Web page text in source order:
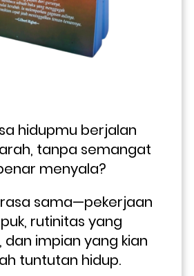
hidupmu berjalan
tanpa semangat
menyala?
sama—pekerjaan
rutinitas yang
impian yang kian
tuntutan hidup.